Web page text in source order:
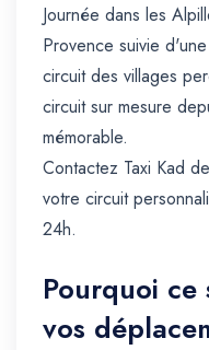
Journée dans les
Provence suivie
circuit des villages
circuit sur mesure
mémorable.
Contactez Taxi Kad
votre circuit
24h.
Pourquoi ce
vos